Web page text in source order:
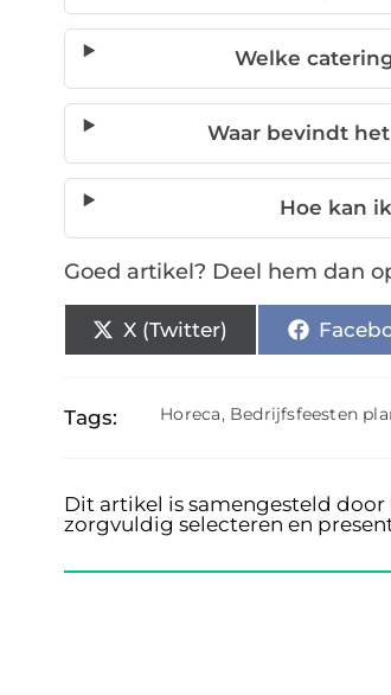
Welke
Waar bevindt
Hoe kan
Goed artikel? Deel hem dan
X (Twitter)
Tags: Horeca, Bedrijfsfeesten
Dit artikel is samengesteld
zorgvuldig selecteren en